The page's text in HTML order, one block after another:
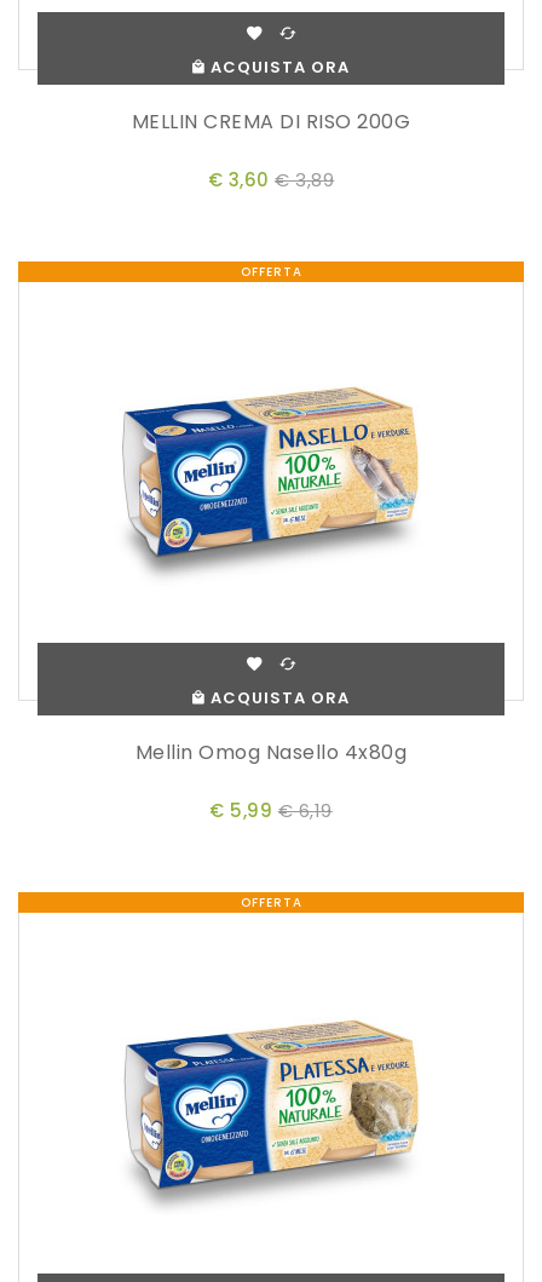
ACQUISTA ORA
MELLIN CREMA DI RISO 200G
€ 3,60 € 3,89
OFFERTA
ACQUISTA ORA
Mellin Omog Nasello 4x80g
€ 5,99 € 6,19
OFFERTA